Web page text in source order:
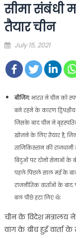
सीमा संबंधी
तैयार चीन
Posted
July 15, 2021
बीजिंग: भारत ने चीन को
बने रहने के कारण
जिसके बाद चीन ने
खोजने के लिए तैयार है,
ताजिकिस्तान की
बिंदुओं पर दोनों सेनाओं के
पहले पिछले साल मई के
राजनीतिक वार्ताओं के
बल पीछे हटा लिए थे।
चीन के विदेश मंत्रालय
वांग के बीच हुई वार्ता